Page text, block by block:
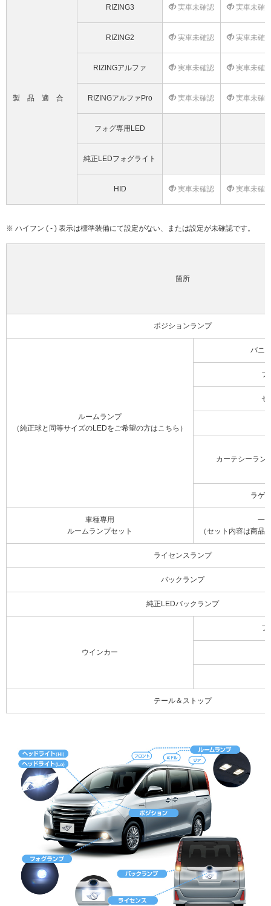
製品適合
RIZING3 実車未確認 実車未確
RIZING2 実車未確認 実車未確
RIZINGアルファ 実車未確認 実車未確
RIZINGアルファPro 実車未確認 実車未確
フォグ専用LED
純正LEDフォグライト
HID 実車未確認 実車未確
※ ハイフン ( - ) 表示は標準装備にて設定がない、または設定が未確認です。
箇所
ポジションランプ
ルームランプ
（純正球と同等サイズのLEDをご希望の方はこちら）
バニ
フ
セ
カーテシーラン
ラゲ
車種専用
ルームランプセット
一
（セット内容は商品
ライセンスランプ
バックランプ
純正LEDバックランプ
ウインカー
フ
テール＆ストップ